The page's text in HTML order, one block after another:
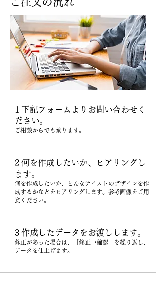
1 下記フォームよりお問い合わせく
ださい。
ご相談からでも承ります。
2 何を作成したいか、ヒアリングし
ます。
何を作成したいか、どんなテイストのデザインを作
成するかなどをヒアリングします。参考画像をご用
意ください。
3 作成したデータをお渡しします。
修正があった場合は、「修正→確認」を繰り返し、
データを仕上げます。